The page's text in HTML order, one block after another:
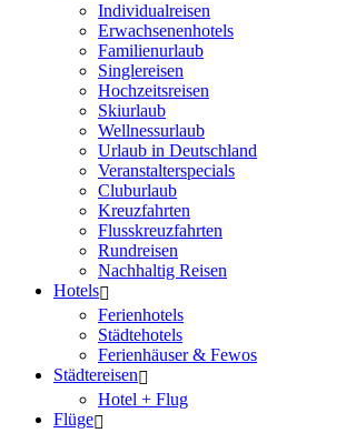
Individualreisen
Erwachsenenhotels
Familienurlaub
Singlereisen
Hochzeitsreisen
Skiurlaub
Wellnessurlaub
Urlaub in Deutschland
Veranstalterspecials
Cluburlaub
Kreuzfahrten
Flusskreuzfahrten
Rundreisen
Nachhaltig Reisen
Hotels
Ferienhotels
Städtehotels
Ferienhäuser & Fewos
Städtereisen
Hotel + Flug
Flüge